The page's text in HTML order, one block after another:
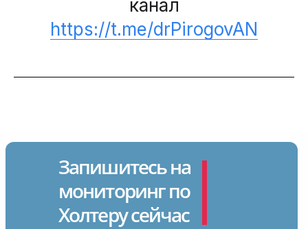
канал
https://t.me/drPirogovAN
Запишитесь на
мониторинг по
Холтеру сейчас